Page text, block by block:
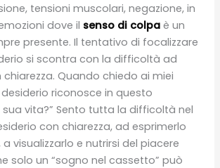
tensioni muscolari, negazione, in
dove il senso di colpa è un
presente. Il tentativo di focalizzare
si scontra con la difficoltà ad
Quando chiedo ai miei
riconosce in questo
vita?” Sento tutta la difficoltà nel
con chiarezza, ad esprimerlo
visualizzarlo e nutrirsi del piacere
solo un “sogno nel cassetto” può